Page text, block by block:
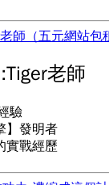
老師
驗
】發明者
實戰經歷